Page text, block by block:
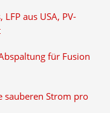
aus USA, PV-
für Fusion
sauberen Strom pro